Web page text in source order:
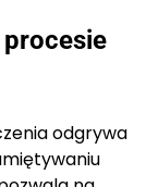
odgrywa